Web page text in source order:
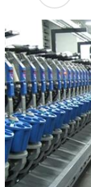
待。上市公司加
近日在肯尼亚
建筑工程施工
订，合同累计金
最长的为20个月
中国武夷带来经
日，祁连山、八
限公司就共同开
尔水泥生产线项
计划在吉尔吉斯
目总投资约1.3
80%、吉方占